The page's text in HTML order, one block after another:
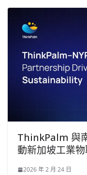
ThinkPalm 與
動新加坡工業
2026 年 2 月 24 日